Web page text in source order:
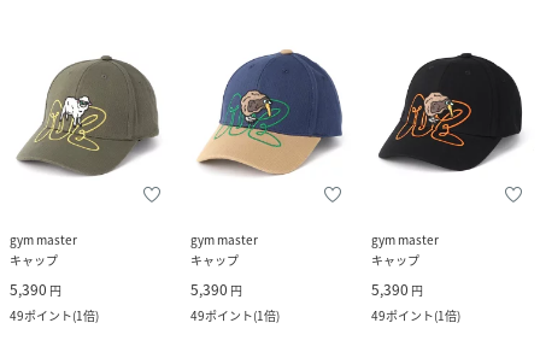
gym master
キャップ
5,390 円
49ポイント(1倍)
gym master
キャップ
5,390 円
49ポイント(1倍)
gym master
キャップ
5,390 円
49ポイント(1倍)